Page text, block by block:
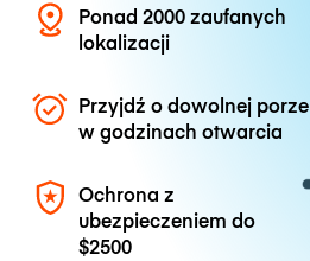
Ponad 2000 zaufanych
lokalizacji
Przyjdź o dowolnej porze
w godzinach otwarcia
Ochrona z
ubezpieczeniem do
$2500